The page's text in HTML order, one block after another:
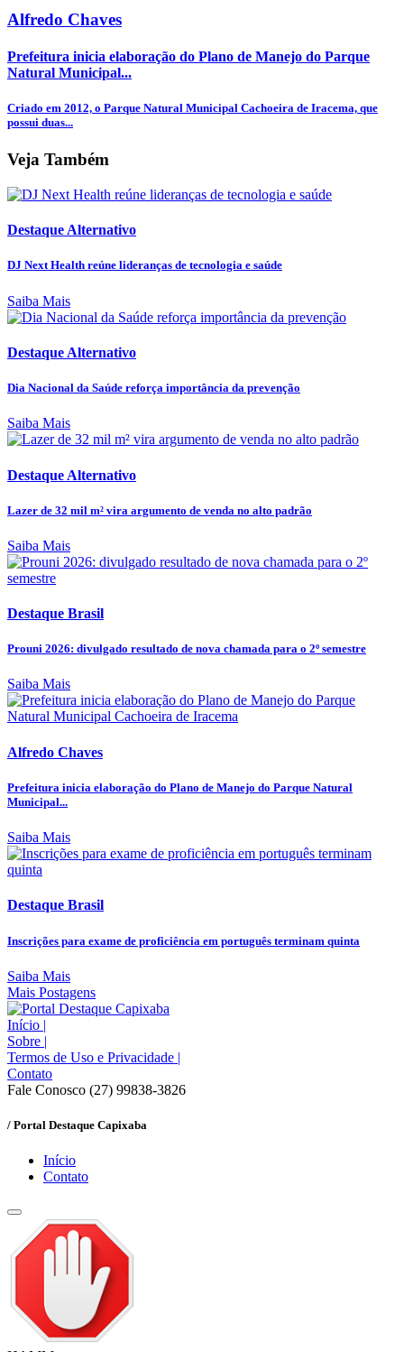
Alfredo Chaves
Prefeitura inicia elaboração do Plano de Manejo do Parque
Natural Municipal...
Criado em 2012, o Parque Natural Municipal Cachoeira de Iracema, que
possui duas...
Veja Também
Destaque Alternativo
DJ Next Health reúne lideranças de tecnologia e saúde
Saiba Mais
Destaque Alternativo
Dia Nacional da Saúde reforça importância da prevenção
Saiba Mais
Destaque Alternativo
Lazer de 32 mil m² vira argumento de venda no alto padrão
Saiba Mais
Destaque Brasil
Prouni 2026: divulgado resultado de nova chamada para o 2º semestre
Saiba Mais
Alfredo Chaves
Prefeitura inicia elaboração do Plano de Manejo do Parque Natural
Municipal...
Saiba Mais
Destaque Brasil
Inscrições para exame de proficiência em português terminam quinta
Saiba Mais
Mais Postagens
Início |
Sobre |
Termos de Uso e Privacidade |
Contato
Fale Conosco (27) 99838-3826
/ Portal Destaque Capixaba
Início
Contato